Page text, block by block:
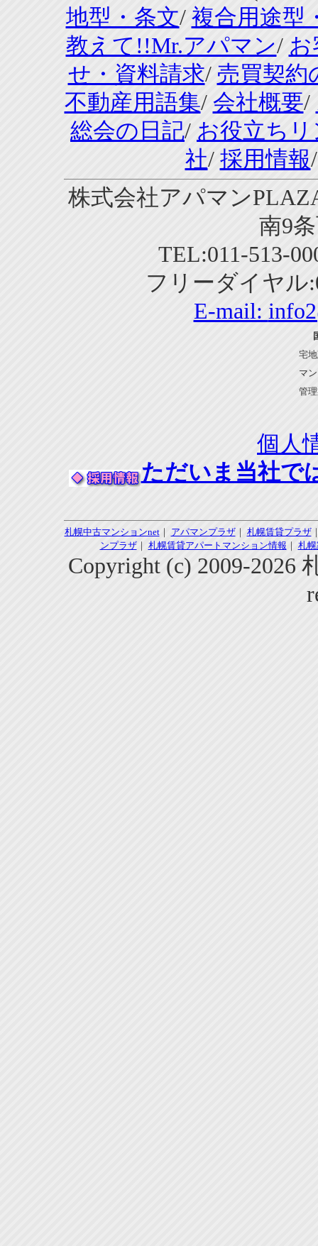
地型・条文/ 複合用途型
教えて!!Mr.アパマン/ お
せ・資料請求/ 売買契約
不動産用語集/ 会社概要/
総会の日記/ お役立ち
社/ 採用情報
株式会社アパマン
南9
TEL:011-513-
フリーダイヤル
E-mail:
宅
マ
管
個人
ただいま当社で
札幌中古マンションnet｜ アパマンプラザ｜ 札幌賃貸プラザ
ンプラザ｜ 札幌賃貸アパートマンション情報 ｜ 札
Copyright (c) 2009-2026